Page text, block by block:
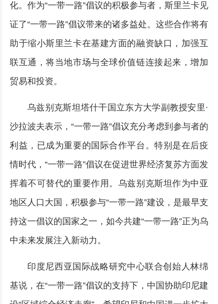
化。作为“一带一路”倡议的积极参与者，斯里兰卡见
证了“一带一路”倡议带来的诸多益处。这些合作将有
助于缩小斯里兰卡在基建方面的融资缺口，加强互
联互通，将当地市场与全球价值链连接起来，增加
贸易和投资。
乌兹别克斯坦塔什干国立东方大学副教授安里·
沙拉波夫表示，“一带一路”倡议充分考虑到参与者的
利益，已成为重要的国际合作平台。特别是在后疫
情时代，“一带一路”倡议在促进世界经济复苏方面发
挥着不可替代的重要作用。乌兹别克斯坦作为中亚
地区人口大国，积极参与“一带一路”建设，是最早支
持这一倡议的国家之一，如今共建“一带一路”正为乌
中未来发展注入新动力。
印度尼西亚国际战略研究中心联合创始人林绵
基说，在“一带一路”倡议的支持下，中国协助印尼建